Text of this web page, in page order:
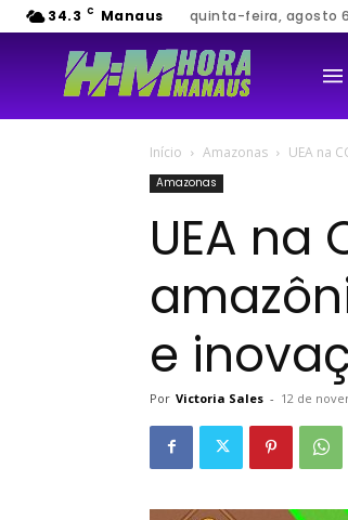
34.3 C Manaus quinta-feira, agosto
Início Amazonas UEA na
Amazonas
UEA na
e
Por Victoria Sales - 12 de